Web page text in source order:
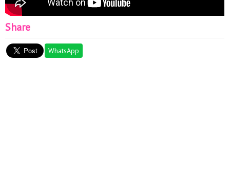
Share
WhatsApp